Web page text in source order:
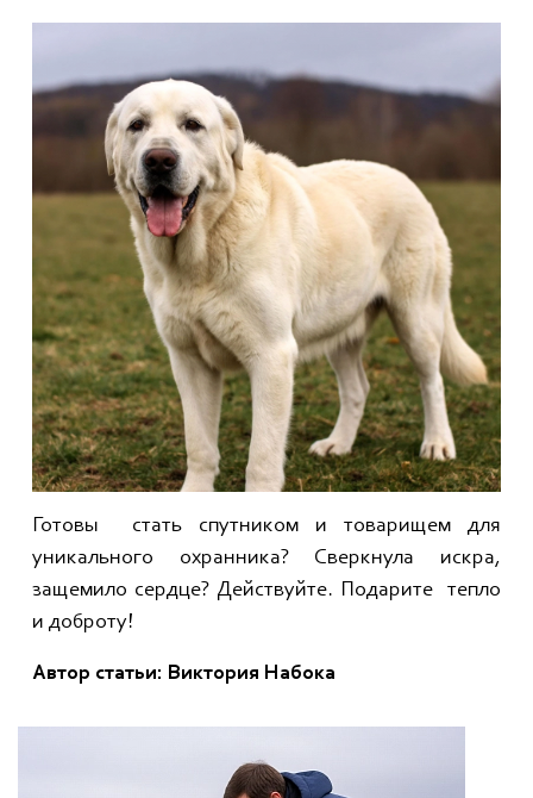
Готовы стать спутником и товарищем для
уникального охранника? Сверкнула искра,
защемило сердце? Действуйте. Подарите тепло
и доброту!
Автор статьи: Виктория Набока